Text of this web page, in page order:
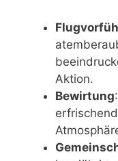
Aktion.
Bewirtung